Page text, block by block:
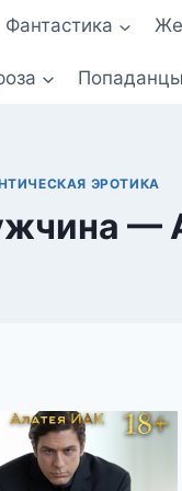
Фантастика
Попаданцы
ЭРОТИКА
—